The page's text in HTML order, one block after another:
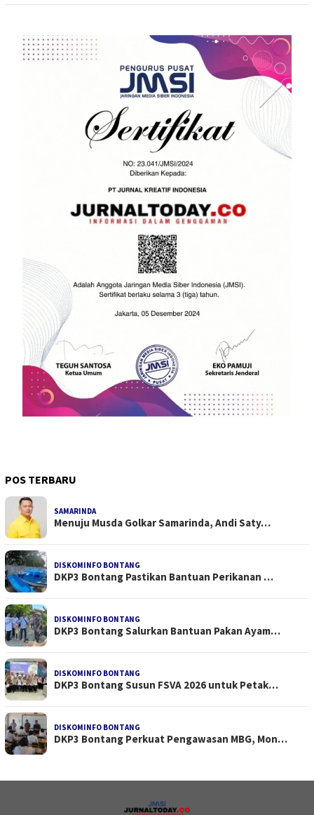
POS TERBARU
SAMARINDA
Menuju Musda Golkar Samarinda, Andi Saty…
DISKOMINFO BONTANG
DKP3 Bontang Pastikan Bantuan Perikanan …
DISKOMINFO BONTANG
DKP3 Bontang Salurkan Bantuan Pakan Ayam…
DISKOMINFO BONTANG
DKP3 Bontang Susun FSVA 2026 untuk Petak…
DISKOMINFO BONTANG
DKP3 Bontang Perkuat Pengawasan MBG, Mon…